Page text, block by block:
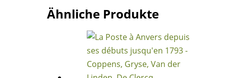
Ähnliche Produkte